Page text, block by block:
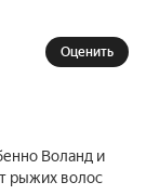
мечтает
и веры
Оценить
Воланд и
рыжих волос